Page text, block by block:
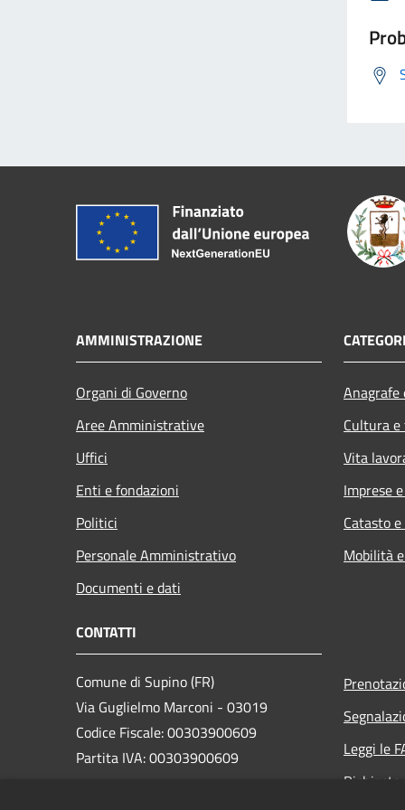
AMMINISTRAZIONE
Organi di Governo
Aree Amministrative
Uffici
Enti e fondazioni
Politici
Personale Amministrativo
Documenti e dati
Cultura
Vita
Imprese
Catasto
Mobilità
CONTATTI
Comune di Supino (FR)
Via Guglielmo Marconi - 03019
Codice Fiscale: 00303900609
Partita IVA: 00303900609
Leggi le